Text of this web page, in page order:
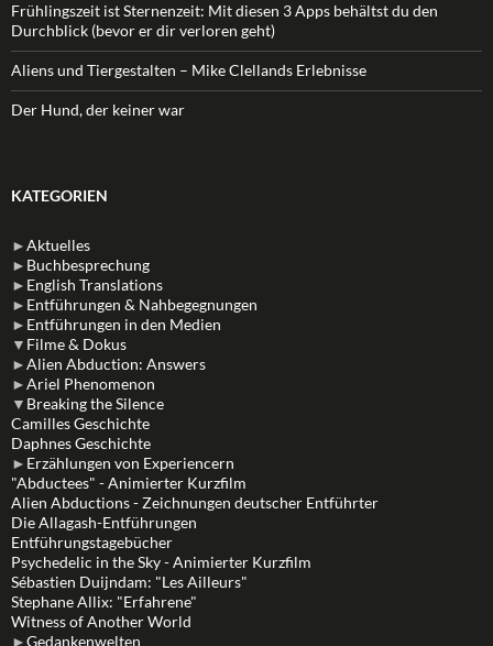
Frühlingszeit ist Sternenzeit: Mit diesen 3 Apps behältst du den
Durchblick (bevor er dir verloren geht)
Aliens und Tiergestalten – Mike Clellands Erlebnisse
Der Hund, der keiner war
KATEGORIEN
►Aktuelles
► Buchbesprechung
► English Translations
► Entführungen & Nahbegegnungen
► Entführungen in den Medien
▼ Filme & Dokus
►Alien Abduction: Answers
►Ariel Phenomenon
▼ Breaking the Silence
Camilles Geschichte
Daphnes Geschichte
► Erzählungen von Experiencern
"Abductees" - Animierter Kurzfilm
Alien Abductions - Zeichnungen deutscher Entführter
Die Allagash-Entführungen
Entführungstagebücher
Psychedelic in the Sky - Animierter Kurzfilm
Sébastien Duijndam: "Les Ailleurs"
Stephane Allix: "Erfahrene"
Witness of Another World
►Gedankenwelten